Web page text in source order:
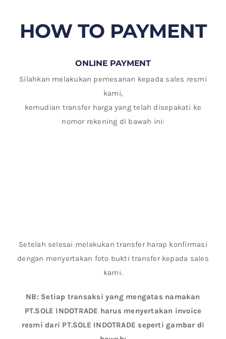
HOW TO PAYMENT
ONLINE PAYMENT
Silahkan melakukan pemesanan kepada sales resmi
kami,
kemudian transfer harga yang telah disepakati ke
nomor rekening di bawah ini:
Setelah selesai melakukan transfer harap konfirmasi
dengan menyertakan foto bukti transfer kepada sales
kami.
NB: Setiap transaksi yang mengatas namakan
PT.SOLE INDOTRADE harus menyertakan invoice
resmi dari PT.SOLE INDOTRADE seperti gambar di